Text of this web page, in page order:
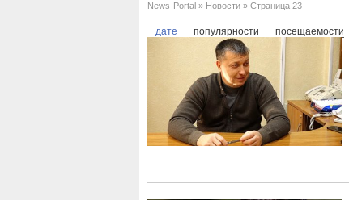
News-Portal » Новости » Страница 23
дате популярности посещаемости